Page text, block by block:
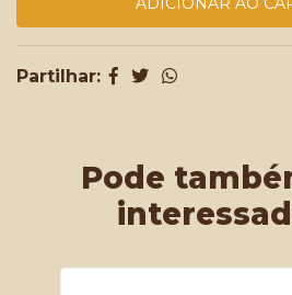
Partilhar:
Pode